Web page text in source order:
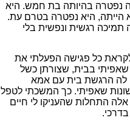
נפטרה בהיותה בת חמש. היא
היא נפטרה בטרם עת.
תמיכה רגשית ונפשית בלי
כל פגישה הפעלתי את
שאפיתי בבית, שצורתן כשל
לה הרגשת בית עם אמא
שאפיתי. כך המשכתי לטפל
התחלות שהעניקו לי חיים